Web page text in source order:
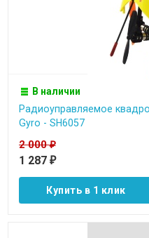
В наличии
Радиоуправляемое
Gyro - SH6057
2 000₽
1 287 ₽
Купить в 1 клик